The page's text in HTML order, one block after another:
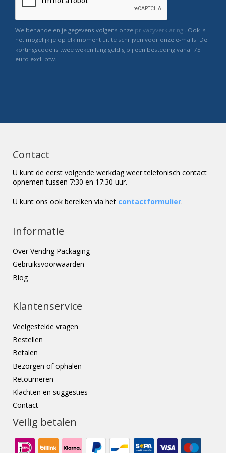
We behandelen je gegevens volgens onze privacyverklaring . Ook is
het mogelijk je op elk moment uit te schrijven voor onze e-mails. De
kortingscode is twee weken lang geldig bij een besteding vanaf 75
euro excl. btw.
Contact
U kunt de eerst volgende werkdag weer telefonisch contact
opnemen tussen 7:30 en 17:30 uur.
U kunt ons ook bereiken via het contactformulier.
Informatie
Over Vendrig Packaging
Gebruiksvoorwaarden
Blog
Klantenservice
Veelgestelde vragen
Bestellen
Betalen
Bezorgen of ophalen
Retourneren
Klachten en suggesties
Contact
Veilig betalen